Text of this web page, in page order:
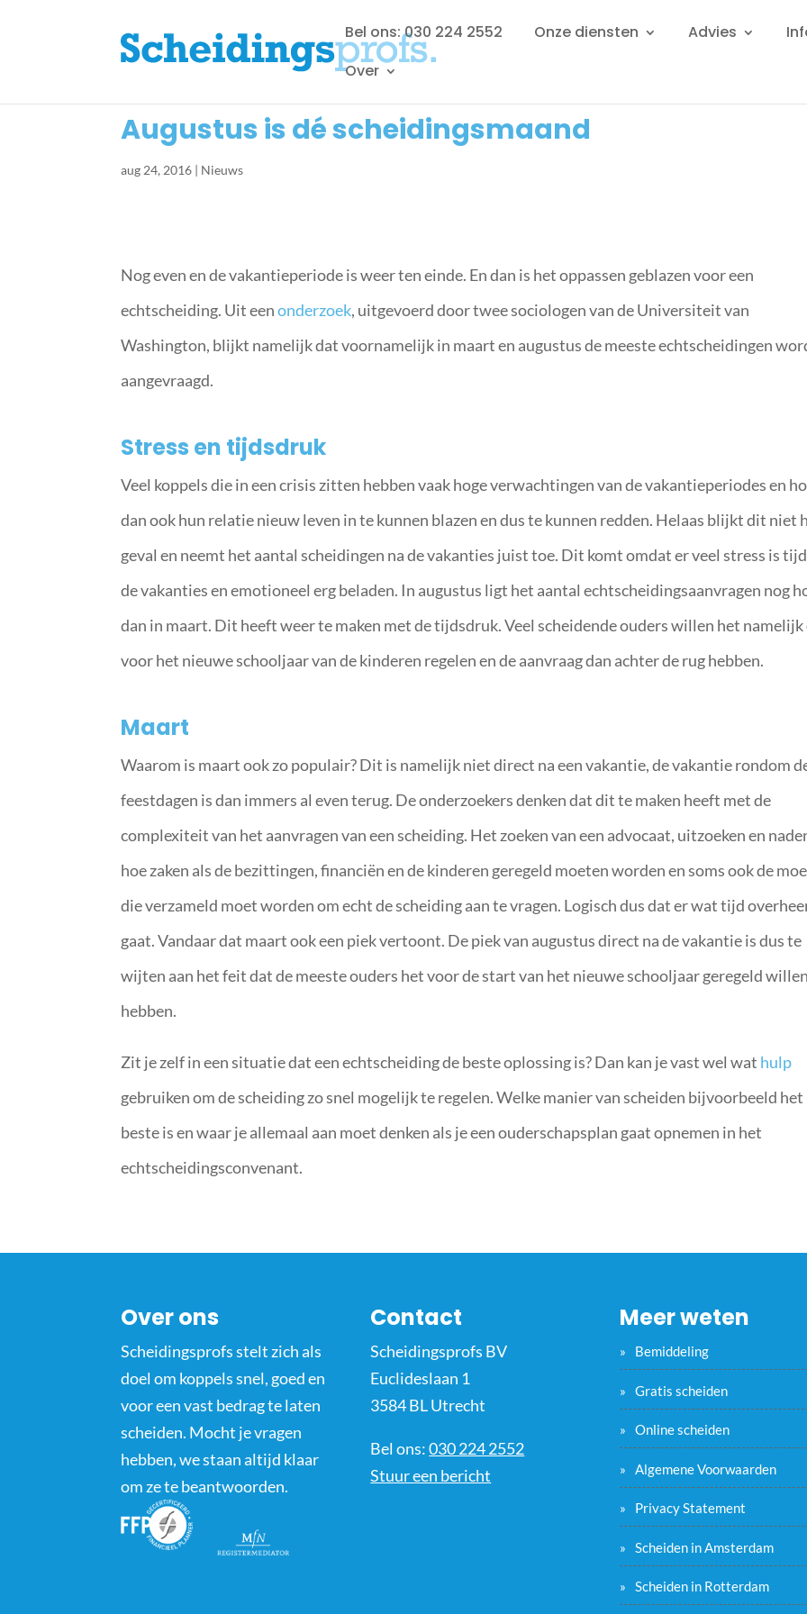
Bel ons: 030 224 2552 Onze diensten Advies
Over
Augustus is dé scheidingsmaand
aug 24, 2016 | Nieuws
Nog even en de vakantieperiode is weer ten einde. En dan is het oppassen geblazen voor een
echtscheiding. Uit eenonderzoek, uitgevoerd door twee sociologen van de Universiteit van
Washington, blijkt namelijk dat voornamelijk in maart en augustus de meeste echtscheidingen
aangevraagd.
Stress en tijdsdruk
Veel koppels die in een crisis zitten hebben vaak hoge verwachtingen van de vakantieperiodes en
dan ook hun relatie nieuw leven in te kunnen blazen en dus te kunnen redden. Helaas blijkt dit niet
geval en neemt het aantal scheidingen na de vakanties juist toe. Dit komt omdat er veel stress is
de vakanties en emotioneel erg beladen. In augustus ligt het aantal echtscheidingsaanvragen nog
dan in maart. Dit heeft weer te maken met de tijdsdruk. Veel scheidende ouders willen het namelijk
voor het nieuwe schooljaar van de kinderen regelen en de aanvraag dan achter de rug hebben.
Maart
Waarom is maart ook zo populair? Dit is namelijk niet direct na een vakantie, de vakantie rondom
feestdagen is dan immers al even terug. De onderzoekers denken dat dit te maken heeft met de
complexiteit van het aanvragen van een scheiding. Het zoeken van een advocaat, uitzoeken en
hoe zaken als de bezittingen, financiën en de kinderen geregeld moeten worden en soms ook de
die verzameld moet worden om echt de scheiding aan te vragen. Logisch dus dat er wat tijd
gaat. Vandaar dat maart ook een piek vertoont. De piek van augustus direct na de vakantie is dus te
wijten aan het feit dat de meeste ouders het voor de start van het nieuwe schooljaar geregeld willen
hebben.
Zit je zelf in een situatie dat een echtscheiding de beste oplossing is? Dan kan je vast wel wat hulp
gebruiken om de scheiding zo snel mogelijk te regelen. Welke manier van scheiden bijvoorbeeld het
beste is en waar je allemaal aan moet denken als je een ouderschapsplan gaat opnemen in het
echtscheidingsconvenant.
Over ons
Scheidingsprofs stelt zich als
doel om koppels snel, goed en
voor een vast bedrag te laten
scheiden. Mocht je vragen
hebben, we staan altijd klaar
om ze te beantwoorden.
Contact
Scheidingsprofs BV
Euclideslaan 1
3584 BL Utrecht
Bel ons:030 224 2552
Stuur een bericht
Meer weten
Bemiddeling
Gratis scheiden
Online scheiden
Algemene Voorwaarden
Privacy Statement
Scheiden in Amsterdam
Scheiden in Rotterdam